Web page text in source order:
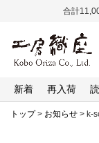
合計
新着 再入荷
トップ> お知らせ > k-